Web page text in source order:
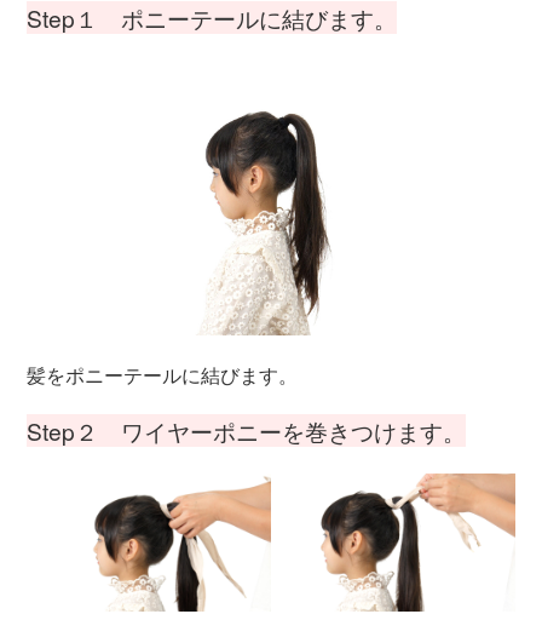
Step１ ポニーテールに結びます。
髪をポニーテールに結びます。
Step２ ワイヤーポニーを巻きつけます。